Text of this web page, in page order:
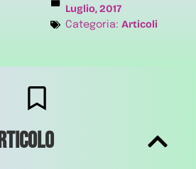
Luglio, 2017
Categoria: Articoli